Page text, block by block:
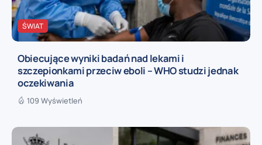
ŚWIAT
Obiecujące wyniki badań nad lekami i
szczepionkami przeciw eboli – WHO studzi jednak
oczekiwania
109 Wyświetleń